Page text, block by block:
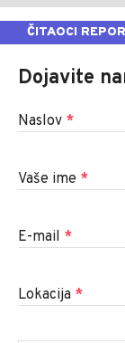
ČITAOCI
Dojavite
Naslov *
Vaše ime *
E-mail *
Lokacija *